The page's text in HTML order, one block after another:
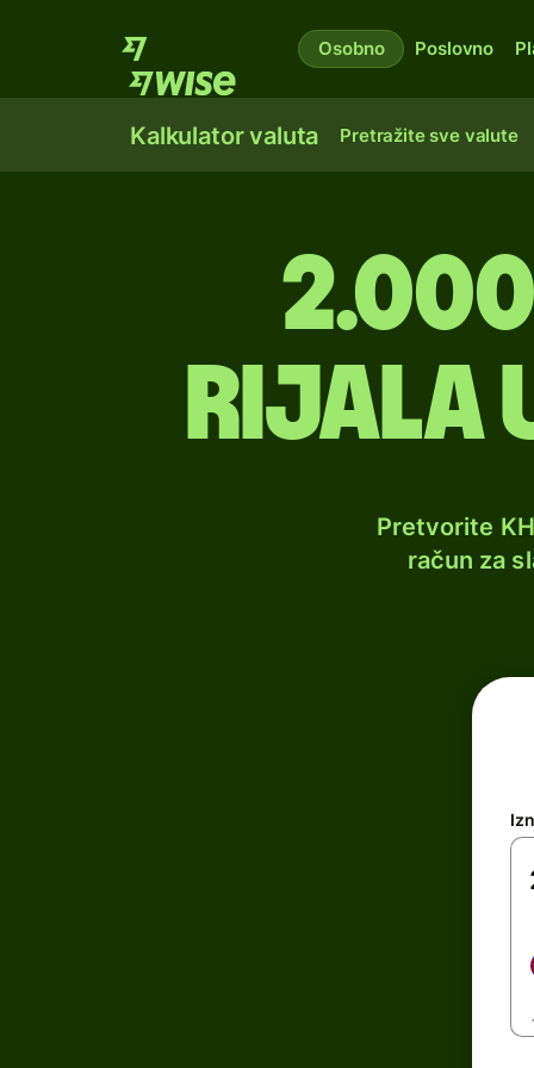
Osobno Poslovno
Kalkulator valuta Pretražite sve valute
rijala
Pretvorite
račun za